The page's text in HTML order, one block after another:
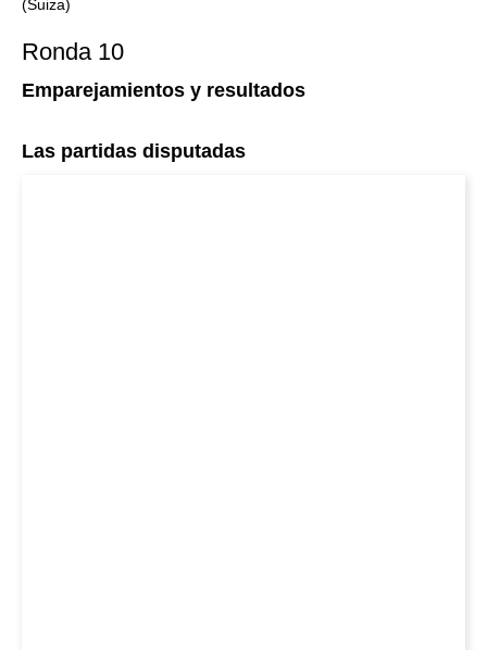
(Suiza)
Ronda 10
Emparejamientos y resultados
Las partidas disputadas